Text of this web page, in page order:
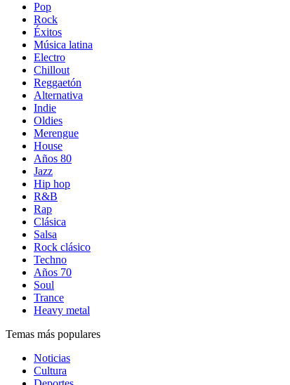
Pop
Rock
Éxitos
Música latina
Electro
Chillout
Reggaetón
Alternativa
Indie
Oldies
Merengue
House
Años 80
Jazz
Hip hop
R&B
Rap
Clásica
Salsa
Rock clásico
Techno
Años 70
Soul
Trance
Heavy metal
Temas más populares
Noticias
Cultura